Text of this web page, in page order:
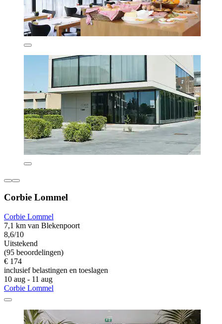
Corbie Lommel
Corbie Lommel
7,1 km van Blekenpoort
8,6/10
Uitstekend
(95 beoordelingen)
€ 174
inclusief belastingen en toeslagen
10 aug - 11 aug
Corbie Lommel